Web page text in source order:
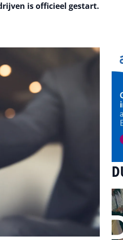
is officieel gestart.